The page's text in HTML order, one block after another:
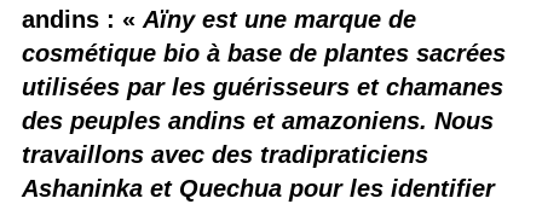
andins : « Aïny est une marque de
cosmétique bio à base de plantes sacrées
utilisées par les guérisseurs et chamanes
des peuples andins et amazoniens. Nous
travaillons avec des tradipraticiens
Ashaninka et Quechua pour les identifier